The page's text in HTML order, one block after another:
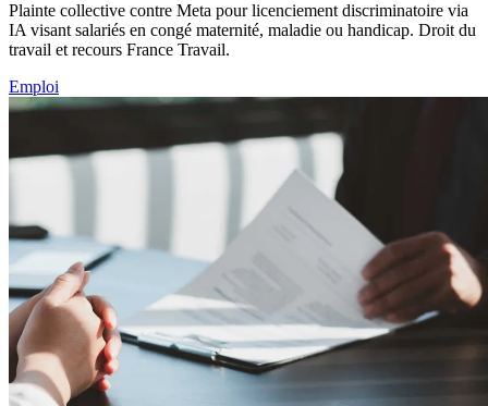
Plainte collective contre Meta pour licenciement discriminatoire via
IA visant salariés en congé maternité, maladie ou handicap. Droit du
travail et recours France Travail.
Emploi